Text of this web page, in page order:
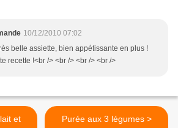
10/12/2010 07:02
belle assiette, bien appétissante en plus !
recette !<br /> <br /> <br /> <br />
Purée aux 3 légumes >